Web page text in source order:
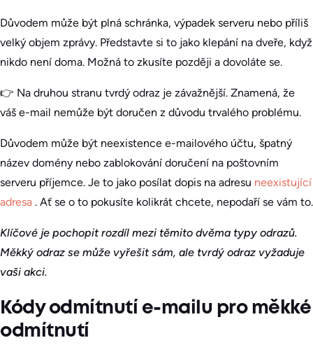
Důvodem může být plná schránka, výpadek serveru nebo příliš
velký objem zprávy. Představte si to jako klepání na dveře, když
nikdo není doma. Možná to zkusíte později a dovoláte se.
👉 Na druhou stranu tvrdý odraz je závažnější. Znamená, že
váš e-mail nemůže být doručen z důvodu trvalého problému.
Důvodem může být neexistence e-mailového účtu, špatný
název domény nebo zablokování doručení na poštovním
serveru příjemce. Je to jako posílat dopis na adresu neexistující
adresa . Ať se o to pokusíte kolikrát chcete, nepodaří se vám to.
Klíčové je pochopit rozdíl mezi těmito dvěma typy odrazů.
Měkký odraz se může vyřešit sám, ale tvrdý odraz vyžaduje
vaši akci.
Kódy odmítnutí e-mailu pro měkké
odmítnutí